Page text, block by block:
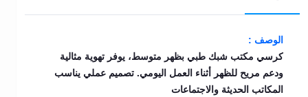
الوصف :
كرسي مكتب شبك طبي بظهر متوسط، يوفر تهوية مثالية
ودعم مريح للظهر أثناء العمل اليومي. تصميم عملي يناسب
المكاتب الحديثة والاجتماعات